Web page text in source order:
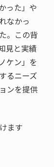
った」や
なかっ
。この背
見と実績
ケン」を
るニーズ
ンを提供
ます